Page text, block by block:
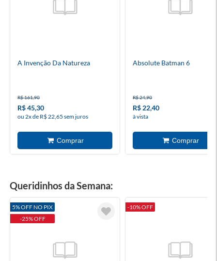
A Invenção Da Natureza
R$ 161,90
R$ 45,30
ou 2x de R$ 22,65 sem juros
Absolute Batman 6
R$ 24,90
R$ 22,40
à vista
Queridinhos da Semana:
5% OFF NO PIX
-25% OFF
-10% OFF